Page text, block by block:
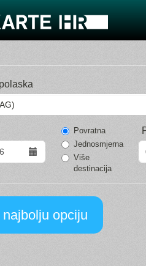
Povratna
Jednosmjerna
Više
destinacija